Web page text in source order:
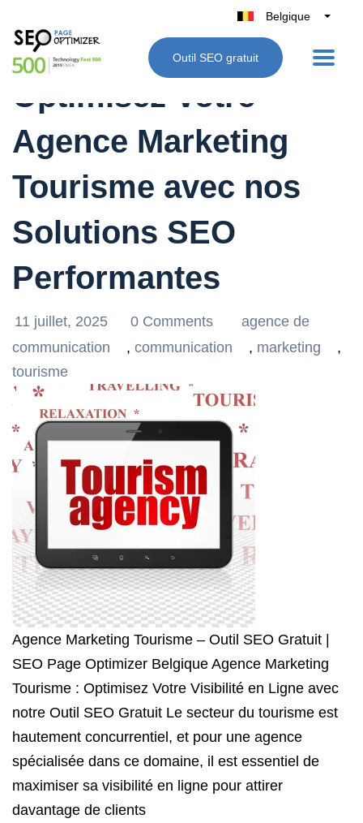
Belgique
België
Nederland
UK
Italie
Outil SEO gratuit
Optimisez Votre
Agence Marketing
Tourisme avec nos
Solutions SEO
Performantes
11 juillet, 2025 0 Comments
agence de
communication
, communication , marketing
,
tourisme
Agence Marketing Tourisme – Outil SEO Gratuit |
SEO Page Optimizer Belgique Agence Marketing
Tourisme : Optimisez Votre Visibilité en Ligne avec
notre Outil SEO Gratuit Le secteur du tourisme est
hautement concurrentiel, et pour une agence
spécialisée dans ce domaine, il est essentiel de
maximiser sa visibilité en ligne pour attirer
davantage de clients